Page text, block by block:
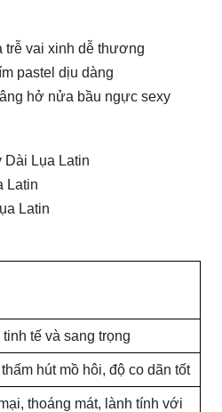
trễ vai xinh dễ thương
pastel dịu dàng
hở nửa bầu ngực sexy
Dài Lụa Latin
Latin
Latin
tế và sang trọng
hút mồ hôi, độ co dãn tốt
thoáng mát, lành tính với